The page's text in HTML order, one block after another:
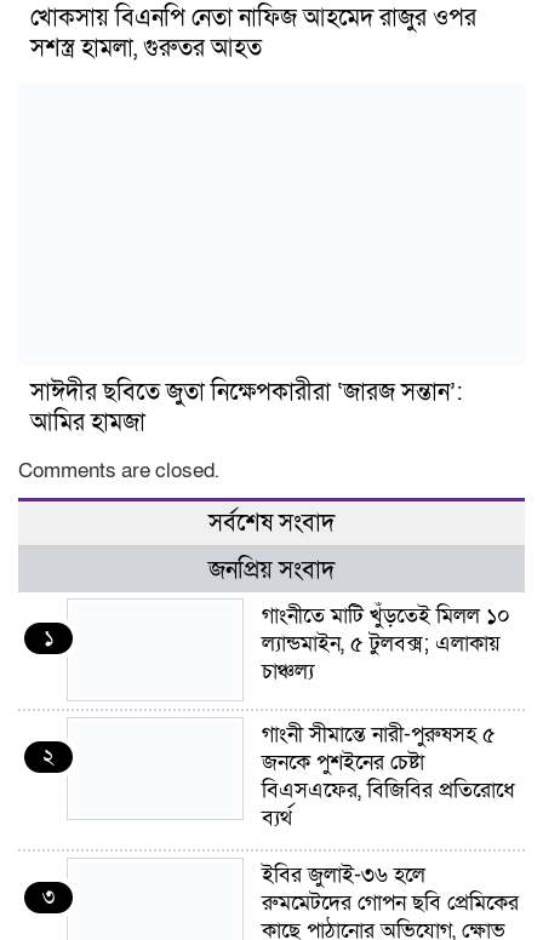
খোকসায় বিএনপি নেতা নাফিজ আহমেদ রাজুর ওপর
সশস্ত্র হামলা, গুরুতর আহত
সাঈদীর ছবিতে জুতা নিক্ষেপকারীরা ‘জারজ সন্তান’:
আমির হামজা
Comments are closed.
সর্বশেষ সংবাদ
জনপ্রিয় সংবাদ
১
গাংনীতে মাটি খুঁড়তেই মিলল ১০
ল্যান্ডমাইন, ৫ টুলবক্স; এলাকায়
চাঞ্চল্য
২
গাংনী সীমান্তে নারী-পুরুষসহ ৫
জনকে পুশইনের চেষ্টা
বিএসএফের, বিজিবির প্রতিরোধে
ব্যর্থ
৩
ইবির জুলাই-৩৬ হলে
রুমমেটদের গোপন ছবি প্রেমিকের
কাছে পাঠানোর অভিযোগ, ক্ষোভ